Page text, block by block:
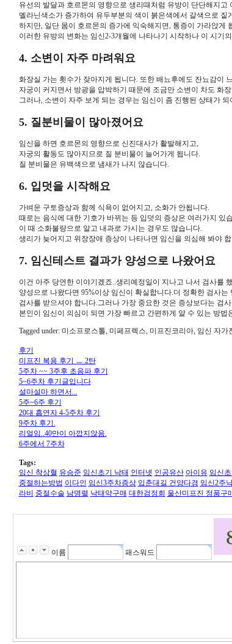
유선의 발달과 호르몬의 영향으로 생리때처럼 유방이 단단해지고
멜라닌색소가 증가하여 유두부분의 색이 붉은색에서 갈색으로 짙
하지만, 일단 몸이 호르몬의 증가에 익숙해지면, 통증이 가라앉게
이러한 유방의 변화는 임신2-3개월에 나타나기 시작하나 이 시기
4. 소변이 자주 마려워요
화장실 가는 횟수가 잦아지게 됩니다. 또한 배뇨후에도 잔뇨감이
자궁이 커지면서 방광을 압박하기 때문에 조금만 소변이 차도 화
그러나, 소변이 자주 보게 되는 경우는 임신이 좀 진행된 상태가 되
5. 질분비물이 많아졌어요
임신을 하면 호르몬의 영향으로 신진대사가 활발해지고,
자궁의 활동도 많아지므로 질 분비물이 늘어가게 됩니다.
질 분비물은 유백색으로 냄새가 나지 않습니다.
6. 입덧을 시작해요
가벼운 구토증상과 함께 식욕이 없어지고, 소화가 안됩니다.
때로는 음식에 대한 기호가 바뀌는 등 입덧의 증상은 여러가지 있
이 때 소화불량으로 알고 내과로 가시는 경우도 많습니다.
생리가 늦어지고 위장장애 증상이 나타나면 임신을 의심해 봐야 합
7. 임신테스트 결과가 양성으로 나왔어요
이건 아주 당연한 이야기겠죠..생리예정일이 지나고 나서 검사를
양성으로 나왔다면 95%이상 임신이 확실합니다.더 정확한 검사는
검사를 받으셔야 합니다.그러나 가장 중요한 것은 증상보다는 검
본인이 임신이 의심이 되면 가장 빠르고 간편하게 알 수 있는 방법
Tagged under: 미소프로스톨, 미페프렉스, 미프진코리아, 임신 자
후기
미프진 복용 후기 ㅡ 2탄
5주차 ~~ 3주후 초음파 후기
5~6주차 후기글입니다
설마설마 하면서...
5주~6주 후기
20대 흡연자 4-5주차 후기
9주차 후기.
리얼임..40만이 아깝지않음.
6주에서 7주차
Tags:
임신 착상혈 유승준 임신초기 낙태 인터넷 인공유산 아이유 임신
중절하는방법 이다인 임신3주차증상 입춘대길 건양다경 임신2주
라비 중절수술 남명렬 낙태약구매 대한검정회 울산미프진 정품구
이름 패스워드